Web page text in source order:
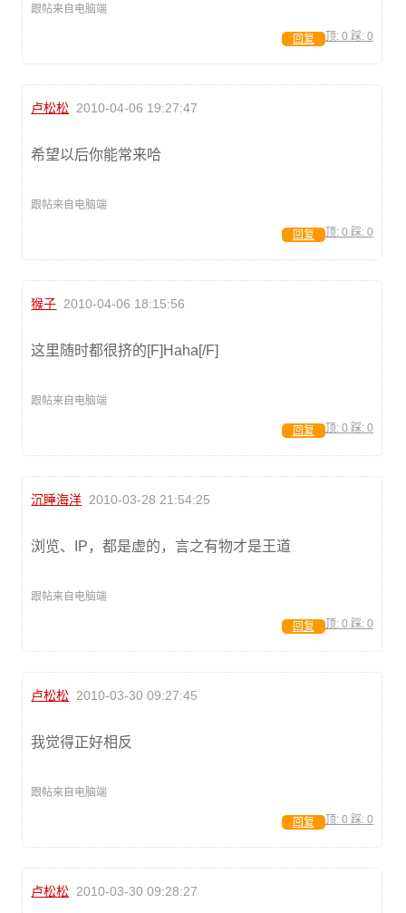
跟帖来自电脑端
顶: 0 踩: 0
回复
卢松松 2010-04-06 19:27:47
希望以后你能常来哈
跟帖来自电脑端
顶: 0 踩: 0
回复
猴子 2010-04-06 18:15:56
这里随时都很挤的[F]Haha[/F]
跟帖来自电脑端
顶: 0 踩: 0
回复
沉睡海洋 2010-03-28 21:54:25
浏览、IP，都是虚的，言之有物才是王道
跟帖来自电脑端
顶: 0 踩: 0
回复
卢松松 2010-03-30 09:27:45
我觉得正好相反
跟帖来自电脑端
顶: 0 踩: 0
回复
卢松松 2010-03-30 09:28:27